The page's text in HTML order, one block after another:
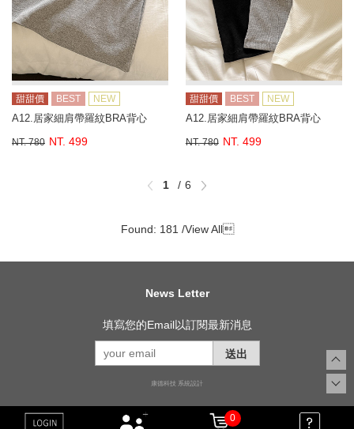
甜甜價 BEST NEW
A12.居家細肩帶羅紋BRA背心
NT. 780 NT. 499
甜甜價 BEST NEW
A12.居家細肩帶羅紋BRA背心
NT. 780 NT. 499
1 6
Found: 181 /View All
News Letter
填寫您的Email以訂閱最新消息
送出
康德科技 系統設計
0